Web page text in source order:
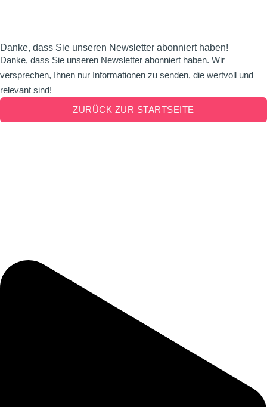
Danke, dass Sie unseren Newsletter abonniert haben!
Danke, dass Sie unseren Newsletter abonniert haben. Wir
versprechen, Ihnen nur Informationen zu senden, die wertvoll und
relevant sind!
ZURÜCK ZUR STARTSEITE